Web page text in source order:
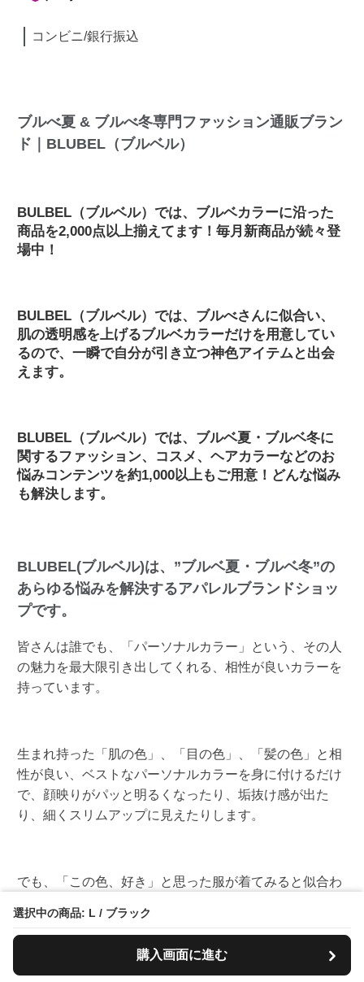
選択中の商品: L / ブラック
購入画面に進む
コンビニ/銀行振込
ブルべ夏 & ブルべ冬専門ファッション通販ブラン
ド｜BLUBEL（ブルベル）
BULBEL（ブルベル）では、ブルベカラーに沿った
商品を2,000点以上揃えてます！毎月新商品が続々登
場中！
BULBEL（ブルベル）では、ブルべさんに似合い、
肌の透明感を上げるブルベカラーだけを用意してい
るので、一瞬で自分が引き立つ神色アイテムと出会
えます。
BLUBEL（ブルベル）では、ブルベ夏・ブルベ冬に
関するファッション、コスメ、ヘアカラーなどのお
悩みコンテンツを約1,000以上もご用意！どんな悩み
も解決します。
BLUBEL(ブルベル)は、”ブルベ夏・ブルベ冬”の
あらゆる悩みを解決するアパレルブランドショッ
プです。
皆さんは誰でも、「パーソナルカラー」という、その人
の魅力を最大限引き出してくれる、相性が良いカラーを
持っています。
生まれ持った「肌の色」、「目の色」、「髪の色」と相
性が良い、ベストなパーソナルカラーを身に付けるだけ
で、顔映りがパッと明るくなったり、垢抜け感が出た
り、細くスリムアップに見えたりします。
でも、「この色、好き」と思った服が着てみると似合わ
何となく、肌がくすんで見える。どんな色の服が似合う
という声を数多くいただきました。